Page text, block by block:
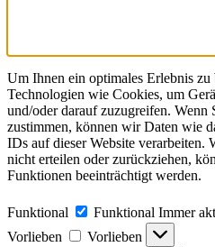
Um Ihnen ein optimales Erlebnis
Technologien wie Cookies, um
und/oder darauf zuzugreifen. Wenn
zustimmen, können wir Daten wie
IDs auf dieser Website verarbeiten.
nicht erteilen oder zurückziehen,
Funktionen beeinträchtigt werden.
Funktional Funktional Immer
Vorlieben
Vorlieben